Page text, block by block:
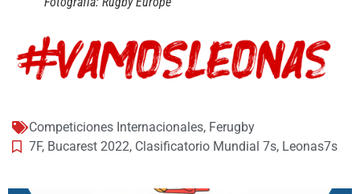
Competiciones Internacionales, Ferugby
7F, Bucarest 2022, Clasificatorio Mundial 7s, Leonas7s